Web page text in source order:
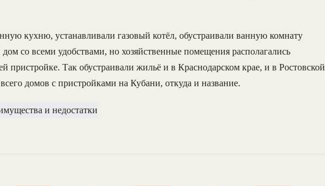
кухню, устанавливали газовый котёл, обустраивали ванную комнату
со всеми удобствами, но хозяйственные помещения располагались
пристройке. Так обустраивали жильё и в Краснодарском крае, и в Ростовской
домов с пристройками на Кубани, откуда и название.